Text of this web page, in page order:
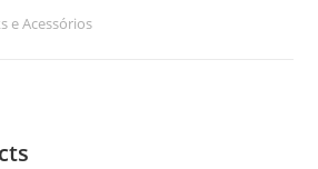
e Acessórios